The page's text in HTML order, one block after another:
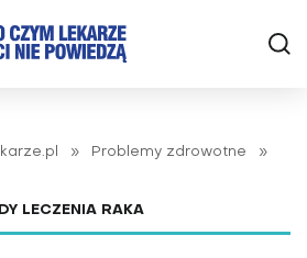
» Problemy zdrowotne
»
LECZENIA RAKA